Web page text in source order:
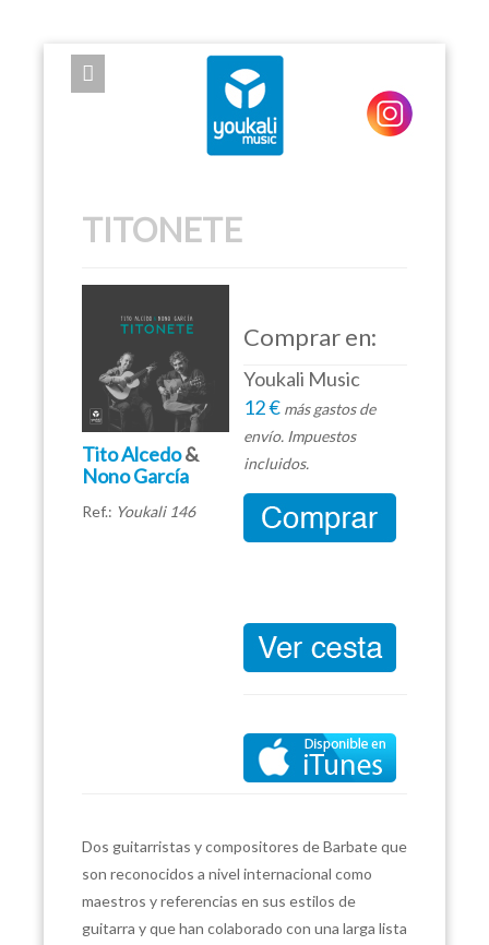
EXPOSE FRAMEWORK FOR JOOMLA 2.5 AND 3.0+
TITONETE
Tito Alcedo&
Nono García
Ref.: Youkali 146
Comprar en:
Youkali Music
12 € más gastos de
envío. Impuestos
incluidos.
Dos guitarristas y compositores de Barbate que
son reconocidos a nivel internacional como
maestros y referencias en sus estilos de
guitarra y que han colaborado con una larga lista